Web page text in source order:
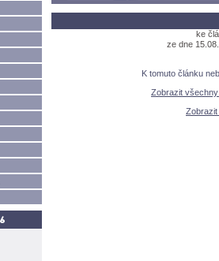
ke
ze dne
K tomuto článku
Zobrazit
Zobrazit